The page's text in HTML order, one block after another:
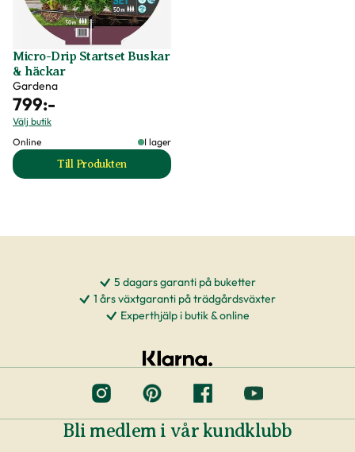
Micro-Drip Startset Buskar
& häckar
Gardena
799:-
Välj butik
Online
I lager
Till Produkten
till Micro-Drip Startset Buskar & häckar produktsida
5 dagars garanti på buketter
1 års växtgaranti på trädgårdsväxter
Experthjälp i butik & online
Bli medlem i vår kundklubb